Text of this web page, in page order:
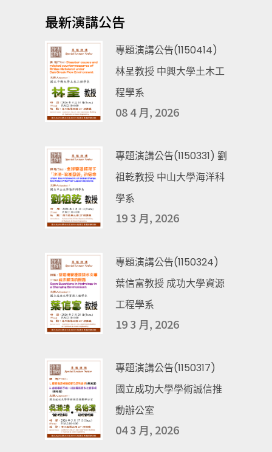
最新演講公告
專題演講公告(1150414)
林呈教授 中興大學土木工
程學系
08 4 月, 2026
專題演講公告(1150331) 劉
祖乾教授 中山大學海洋科
學系
19 3 月, 2026
專題演講公告(1150324)
葉信富教授 成功大學資源
工程學系
19 3 月, 2026
專題演講公告(1150317)
國立成功大學學術誠信推
動辦公室
04 3 月, 2026